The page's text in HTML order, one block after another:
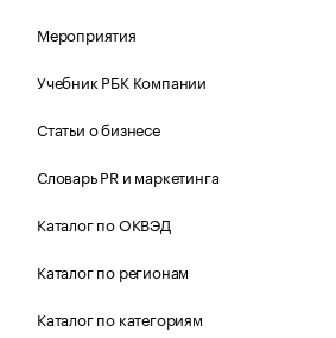
Мероприятия
Учебник РБК Компании
Статьи о бизнесе
Словарь PR и маркетинга
Каталог по ОКВЭД
Каталог по регионам
Каталог по категориям